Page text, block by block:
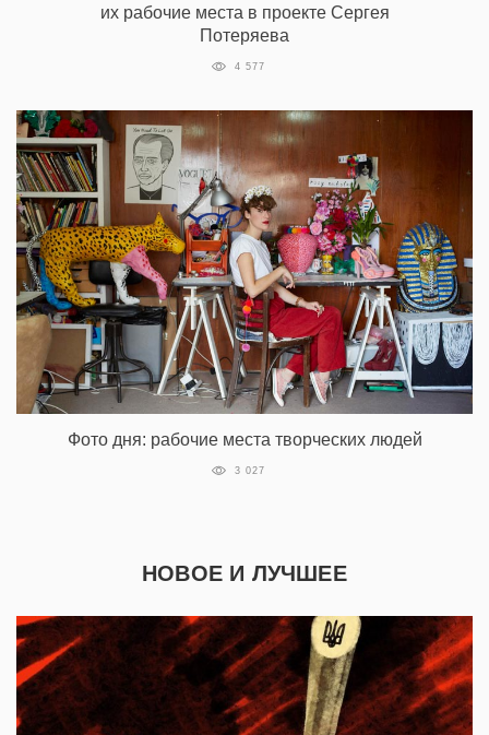
их рабочие места в проекте Сергея
Потеряева
4 577
Фото дня: рабочие места творческих людей
3 027
НОВОЕ И ЛУЧШЕЕ